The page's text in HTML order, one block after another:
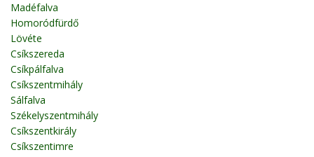
Madéfalva
Homoródfürdő
Lövéte
Csíkszereda
Csíkpálfalva
Csíkszentmihály
Sálfalva
Székelyszentmihály
Csíkszentkirály
Csíkszentimre